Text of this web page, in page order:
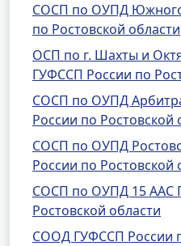
СОСП по ОУПД
по Ростовской области
ОСП по г. Шахты и
ГУФССП России по
СОСП по ОУПД
России по Ростовской
СОСП по ОУПД
России по Ростовской
СОСП по ОУПД 15 ААС
Ростовской области
СООД ГУФССП России